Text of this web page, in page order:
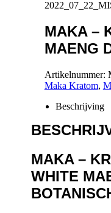
MAKA –
MAENG
Artikelnummer:
Maka Kratom,
Beschrijving
MAKA –
WHITE